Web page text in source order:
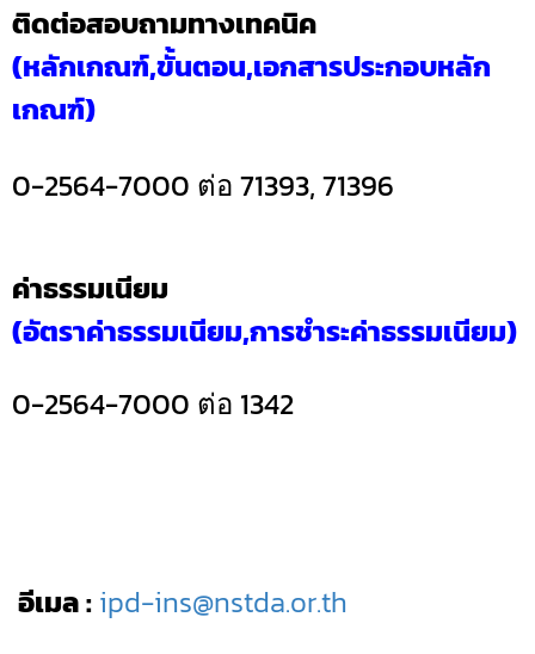
ติดต่อสอบถามทางเทคนิค
(หลักเกณฑ์,ขั้นตอน,เอกสารประกอบหลัก
เกณฑ์)
0-2564-7000 ต่อ 71393, 71396
ค่าธรรมเนียม
(อัตราค่าธรรมเนียม,การชำระค่าธรรมเนียม)
0-2564-7000 ต่อ 1342
อีเมล : ipd-ins@nstda.or.th